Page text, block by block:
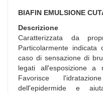
BIAFIN EMULSIONE
Descrizione
Caratterizzata da
Particolarmente indicata
caso di sensazione di
legati all'esposizione a
Favorisce
dell'epidermide e